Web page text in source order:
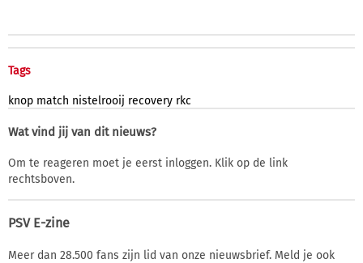
Tags
knop match nistelrooij recovery rkc
Wat vind jij van dit nieuws?
Om te reageren moet je eerst inloggen. Klik op de link
rechtsboven.
PSV E-zine
Meer dan 28.500 fans zijn lid van onze nieuwsbrief. Meld je ook